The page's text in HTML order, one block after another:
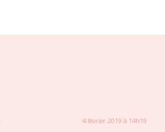
4 février 2019 à 14h19